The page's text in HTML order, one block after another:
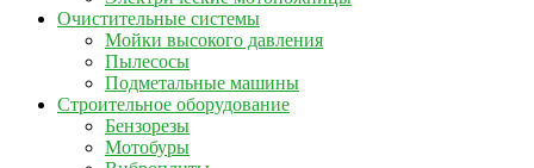
Очистительные системы
Мойки высокого давления
Пылесосы
Подметальные машины
Строительное оборудование
Бензорезы
Мотобуры